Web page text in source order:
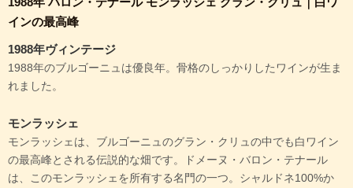
インの最高峰
1988年ヴィンテージ
1988年のブルゴーニュは優良年。骨格のしっかりしたワインが生ま
れました。
モンラッシェ
モンラッシェは、ブルゴーニュのグラン・クリュの中でも白ワイン
の最高峰とされる伝説的な畑です。ドメーヌ・バロン・テナール
は、このモンラッシェを所有する名門の一つ。シャルドネ100%か